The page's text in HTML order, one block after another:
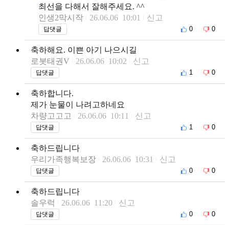
최선을 다해서 잘해주세요. ^^
인생2막시작
26.06.06 10:01 신고
답댓글 0 0
축하해요. 이쁜 아기 나으시길
로봇태권V
26.06.06 10:02 신고
답댓글 1 0
축하합니다.
제가 눈물이 나려고하네요
차량고고고
26.06.06 10:11 신고
답댓글 1 0
축하드립니다
우리가족행복보장
26.06.06 10:31 신고
답댓글 0 0
축하드립니다
솔우럭
26.06.06 11:20 신고
답댓글 0 0